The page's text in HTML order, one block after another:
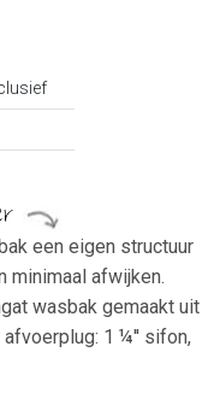
een eigen structuur
minimaal afwijken.
wasbak gemaakt uit
1 ¼'' sifon,